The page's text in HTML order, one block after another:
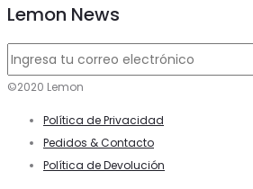
Lemon News
©2020 Lemon
Política de Privacidad
Pedidos & Contacto
Política de Devolución